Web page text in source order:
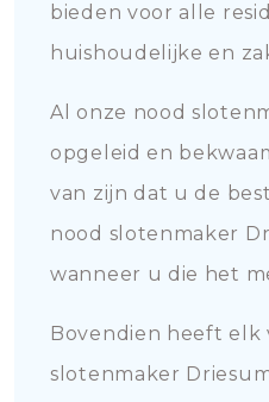
bieden voor alle
huishoudelijke en
Al onze nood
opgeleid en
van zijn dat u de
nood slotenmaker
wanneer u die het
Bovendien heeft elk
slotenmaker